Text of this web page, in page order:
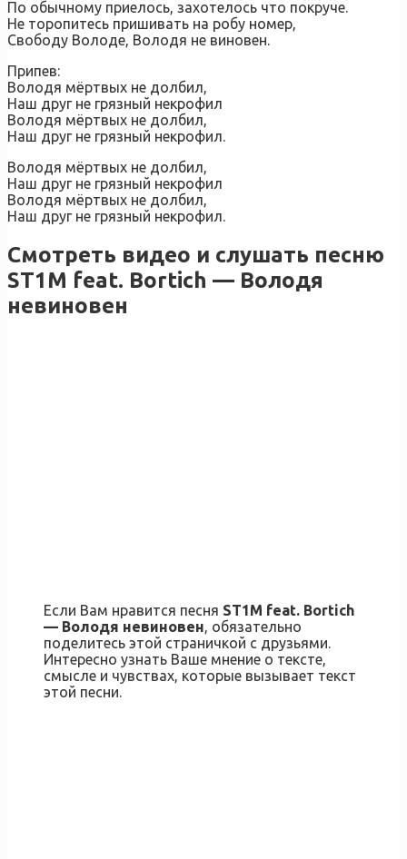
По обычному приелось, захотелось что покруче.
Не торопитесь пришивать на робу номер,
Свободу Володе, Володя не виновен.
Припев:
Володя мёртвых не долбил,
Наш друг не грязный некрофил
Володя мёртвых не долбил,
Наш друг не грязный некрофил.
Володя мёртвых не долбил,
Наш друг не грязный некрофил
Володя мёртвых не долбил,
Наш друг не грязный некрофил.
Смотреть видео и слушать песню
ST1M feat. Bortich — Володя
невиновен
Если Вам нравится песня ST1M feat. Bortich
— Володя невиновен, обязательно
поделитесь этой страничкой с друзьями.
Интересно узнать Ваше мнение о тексте,
смысле и чувствах, которые вызывает текст
этой песни.